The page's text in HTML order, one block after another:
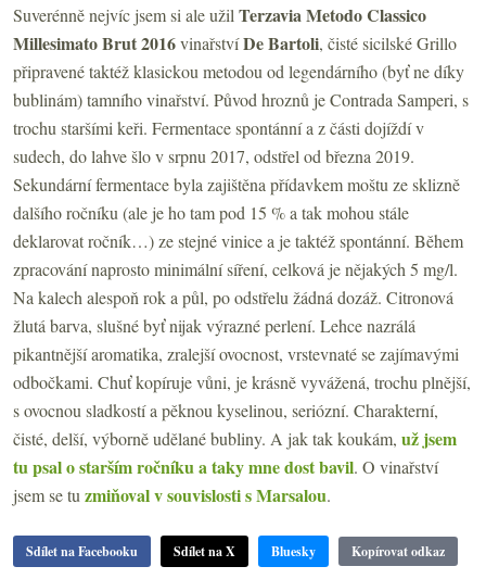
Suverénně nejvíc jsem si ale užil Terzavia Metodo Classico
Millesimato Brut2016vinařstvíDe Bartoli, čisté sicilské Grillo
připravené taktéž klasickou metodou od legendárního (byť ne díky
bublinám) tamního vinařství. Původ hroznů je Contrada Samperi, s
trochu staršími keři. Fermentace spontánní a z části dojíždí v
sudech, do lahve šlo v srpnu 2017, odstřel od března 2019.
Sekundární fermentace byla zajištěna přídavkem moštu ze sklizně
dalšího ročníku (ale je ho tam pod 15 % a tak mohou stále
deklarovat ročník…) ze stejné vinice a je taktéž spontánní. Během
zpracování naprosto minimální síření, celková je nějakých 5 mg/l.
Na kalech alespoň rok a půl, po odstřelu žádná dozáž. Citronová
žlutá barva, slušné byť nijak výrazné perlení. Lehce nazrálá
pikantnější aromatika, zralejší ovocnost, vrstevnaté se zajímavými
odbočkami. Chuť kopíruje vůni, je krásně vyvážená, trochu plnější,
s ovocnou sladkostí a pěknou kyselinou, seriózní. Charakterní,
čisté, delší, výborně udělané bubliny. A jak tak koukám, už jsem
tu psal o starším ročníku a taky mne dost bavil. O vinařství
jsem se tu zmiňoval v souvislosti s Marsalou.
Sdílet na Facebooku Sdílet na X Bluesky Kopírovat odkaz